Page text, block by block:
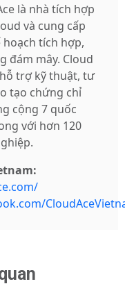
là nhà tích hợp
và cung cấp
tích hợp,
đám mây. Cloud
trợ kỹ thuật, tư
tạo chứng chỉ
cộng 7 quốc
với hơn 120